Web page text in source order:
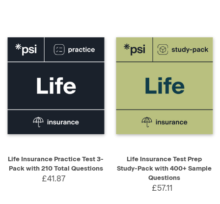
Life Insurance Practice Test 3-
Pack with 210 Total Questions
£41.87
Life Insurance Test Prep
Study-Pack with 400+ Sample
Questions
£57.11